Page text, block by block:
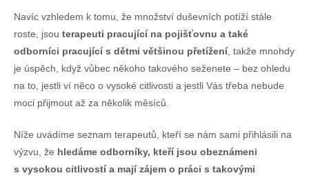
Navíc vzhledem k tomu, že množství duševních potíží stále
roste, jsou terapeuti pracující na pojišťovnu a také
odborníci pracující s dětmi většinou přetížení, takže mnohdy
je úspěch, když vůbec někoho takového seženete – bez ohledu
na to, jestli ví něco o vysoké citlivosti a jestli Vás třeba nebude
moci přijmout až za několik měsíců.
Níže uvádíme seznam terapeutů, kteří se nám sami přihlásili na
výzvu, že hledáme odborníky, kteří jsou obeznámeni
s vysokou citlivostí a mají zájem o práci s takovými